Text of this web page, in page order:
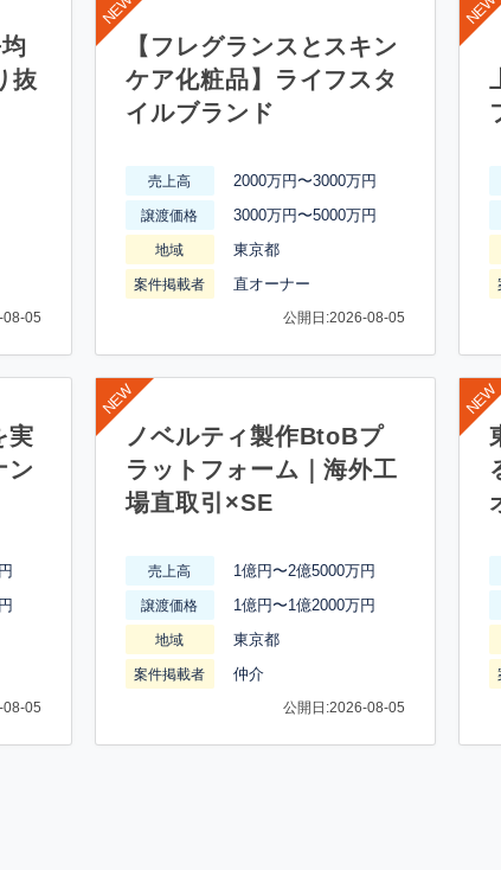
抜
08-05
【フレグランスとスキン
ケア化粧品】ライフスタ
イルブランド
売上高 2000万円〜3000万円
譲渡価格 3000万円〜5000万円
地域 東京都
案件掲載者 直オーナー
公開日:2026-08-05
実
ン
08-05
ノベルティ製作BtoBプ
ラットフォーム｜海外工
場直取引×SE
売上高 1億円〜2億5000万円
譲渡価格 1億円〜1億2000万円
地域 東京都
案件掲載者 仲介
公開日:2026-08-05